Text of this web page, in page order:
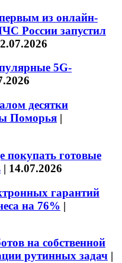
из онлайн-
России запустил
5G-
десятки
Поморья |
готовые
| 14.07.2026
гарантий
на 76% |
на собственной
рутинных задач |